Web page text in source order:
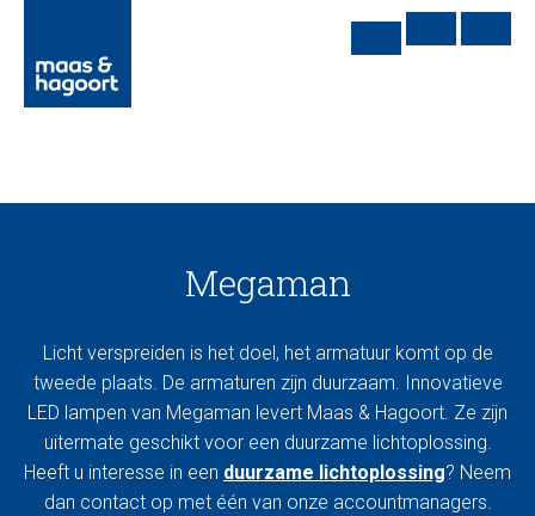
Megaman
Licht verspreiden is het doel, het armatuur komt op de
tweede plaats. De armaturen zijn duurzaam. Innovatieve
LED lampen van Megaman levert Maas & Hagoort. Ze zijn
uitermate geschikt voor een duurzame lichtoplossing.
Heeft u interesse in een duurzame lichtoplossing? Neem
dan contact op met één van onze accountmanagers.